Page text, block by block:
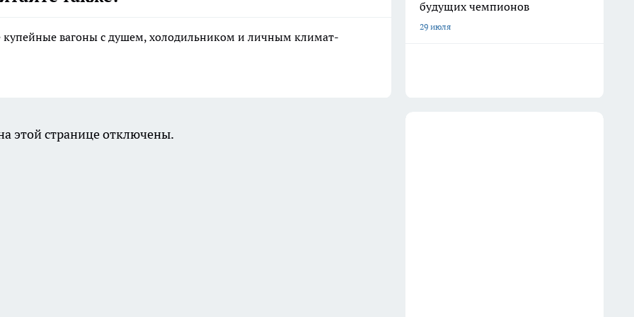
вагоны с душем, холодильником и личным климат-
будущих чемпионов
29 июля
этой странице отключены.